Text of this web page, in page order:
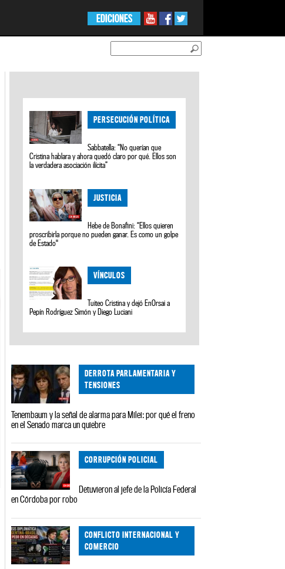
EDICIONES
PERSECUCIÓN POLÍTICA
Sabbatella: “No querían que
Cristina hablara y ahora quedó claro por qué. Ellos son
la verdadera asociación ilícita”
JUSTICIA
Hebe de Bonafini: “Ellos quieren
proscribirla porque no pueden ganar. Es como un golpe
de Estado"
VÍNCULOS
Tuiteo Cristina y dejó EnOrsai a
Pepín Rodríguez Simón y Diego Luciani
DERROTA PARLAMENTARIA Y
TENSIONES
Tenembaum y la señal de alarma para Milei: por qué el freno
en el Senado marca un quiebre
CORRUPCIÓN POLICIAL
Detuvieron al jefe de la Policía Federal
en Córdoba por robo
CONFLICTO INTERNACIONAL Y
COMERCIO